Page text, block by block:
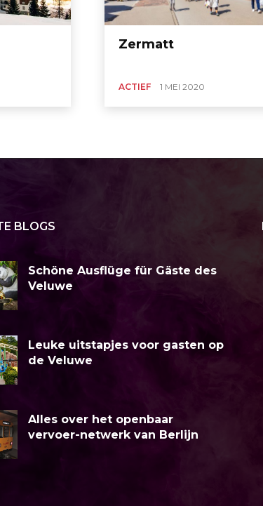
Zermatt
ACTIEF 1 MEI 2020
BLOGS
Schöne Ausflüge für Gäste des
Veluwe
Leuke uitstapjes voor gasten op
de Veluwe
Alles over het openbaar
vervoer-netwerk van Berlijn